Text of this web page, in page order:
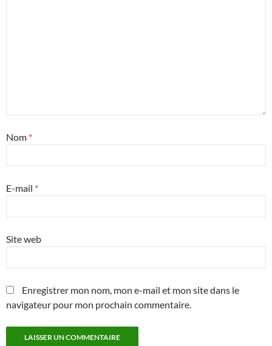
Nom *
E-mail *
Site web
Enregistrer mon nom, mon e-mail et mon site dans le
navigateur pour mon prochain commentaire.